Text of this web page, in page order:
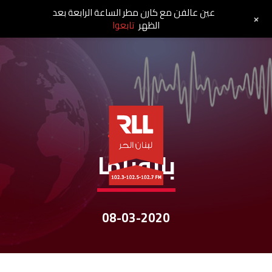
نشرات الأخبار
بانوراما
08-03-2020
عين عالفن مع كارن مطر الساعة الرابعة بعد
الظهر تابعوا +